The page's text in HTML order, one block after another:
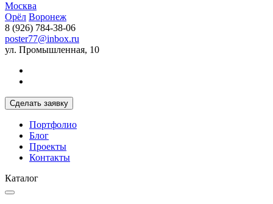
Москва
Орёл Воронеж
8 (926) 784-38-06
poster77@inbox.ru
ул. Промышленная, 10
Сделать заявку
Портфолио
Блог
Проекты
Контакты
Каталог